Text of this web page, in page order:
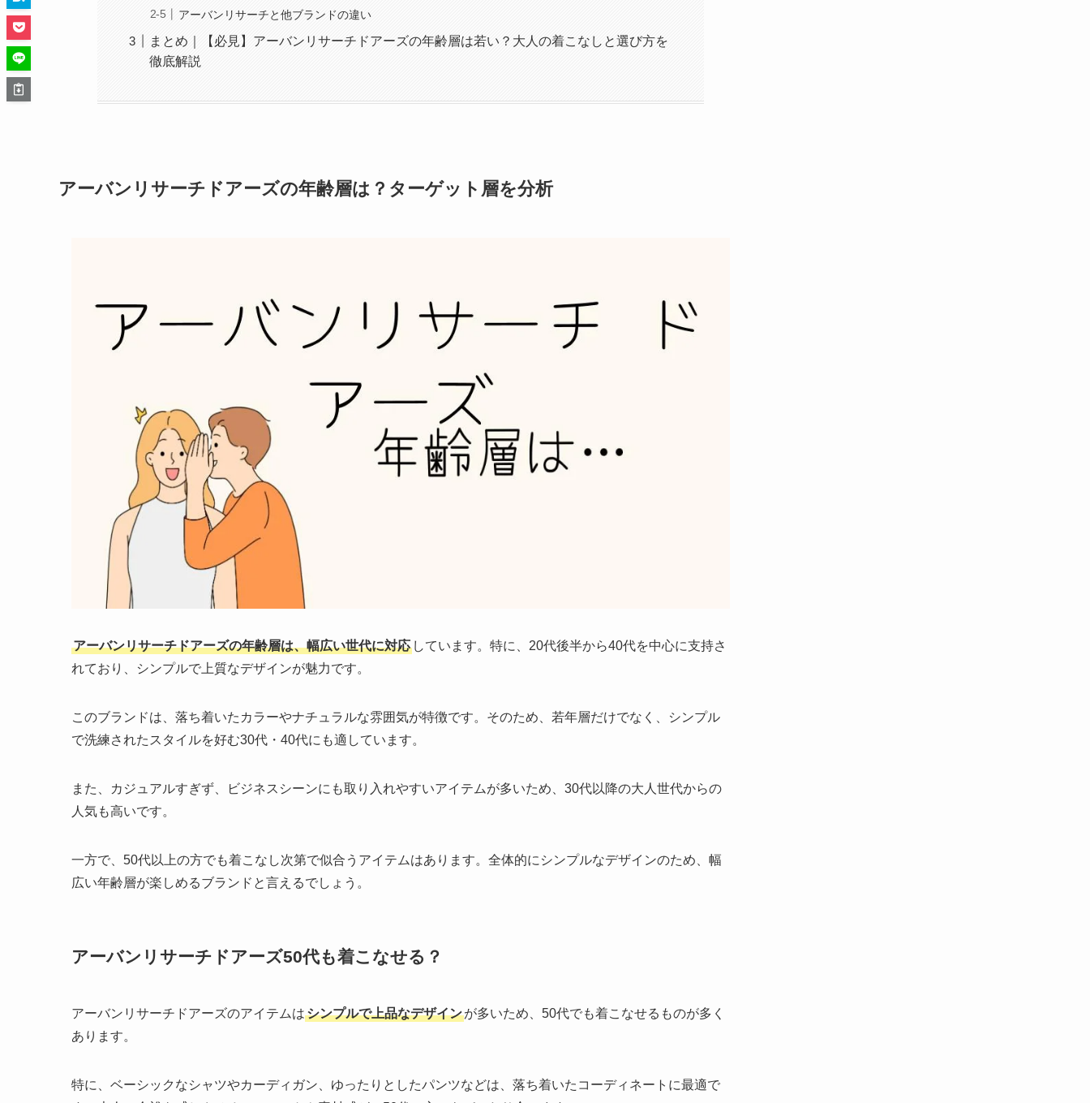
アーバンリサーチと他ブランドの違い
まとめ｜【必見】アーバンリサーチドアーズの年齢層は若い？大人の着こなしと選び方を
徹底解説
アーバンリサーチドアーズの年齢層は？ターゲット層を分析
アーバンリサーチドアーズの年齢層は、幅広い世代に対応 しています。特に、20代後半から40代を中心に支持さ
れており、シンプルで上質なデザインが魅力です。
このブランドは、落ち着いたカラーやナチュラルな雰囲気が特徴です。そのため、若年層だけでなく、シンプル
で洗練されたスタイルを好む30代・40代にも適しています。
また、カジュアルすぎず、ビジネスシーンにも取り入れやすいアイテムが多いため、30代以降の大人世代からの
人気も高いです。
一方で、50代以上の方でも着こなし次第で似合うアイテムはあります。全体的にシンプルなデザインのため、幅
広い年齢層が楽しめるブランドと言えるでしょう。
アーバンリサーチドアーズ50代も着こなせる？
アーバンリサーチドアーズのアイテムはシンプルで上品なデザインが多いため、50代でも着こなせるものが多く
あります。
特に、ベーシックなシャツやカーディガン、ゆったりとしたパンツなどは、落ち着いたコーディネートに最適で